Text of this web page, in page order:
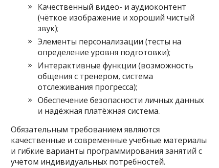
Качественный видео- и аудиоконтент
(чёткое изображение и хороший чистый
звук);
Элементы персонализации (тесты на
определение уровня подготовки);
Интерактивные функции (возможность
общения с тренером, система
отслеживания прогресса);
Обеспечение безопасности личных данных
и надёжная платёжная система.
Обязательным требованием являются
качественные и современные учебные материалы
и гибкие варианты программирования занятий с
учётом индивидуальных потребностей.